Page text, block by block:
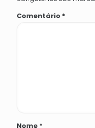
Comentário *
Nome *